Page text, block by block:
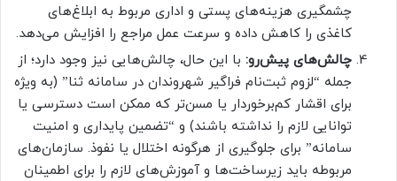
چشمگیری هزینه‌های پستی و اداری مربوط به ابلاغ‌های
کاغذی را کاهش داده و سرعت عمل مراجع را افزایش می‌دهد.
چالش‌های پیش‌رو: با این حال، چالش‌هایی نیز وجود دارد؛ از
جمله “لزوم ثبت‌نام فراگیر شهروندان در سامانه ثنا” (به ویژه
برای اقشار کم‌برخوردار یا مسن‌تر که ممکن است دسترسی یا
توانایی لازم را نداشته باشند) و “تضمین پایداری و امنیت
سامانه” برای جلوگیری از هرگونه اختلال یا نفوذ. سازمان‌های
مربوطه باید زیرساخت‌ها و آموزش‌های لازم را برای اطمینان